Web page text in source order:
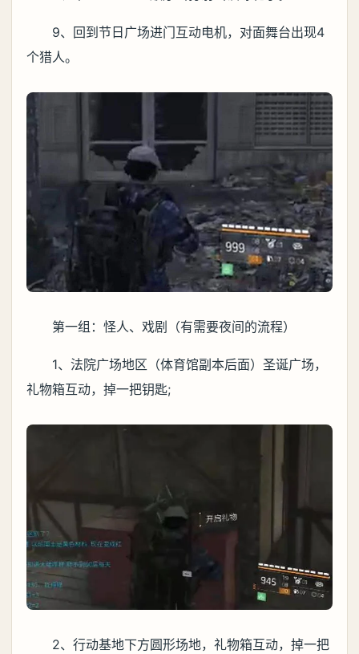
9、回到节日广场进门互动电机，对面舞台出现4
个猎人。
第一组：怪人、戏剧（有需要夜间的流程）
1、法院广场地区（体育馆副本后面）圣诞广场，
礼物箱互动，掉一把钥匙;
2、行动基地下方圆形场地，礼物箱互动，掉一把